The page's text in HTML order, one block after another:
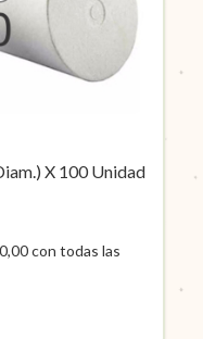
X 100 Unidad
con todas las